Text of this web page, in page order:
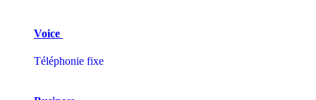
Voice
Téléphonie fixe